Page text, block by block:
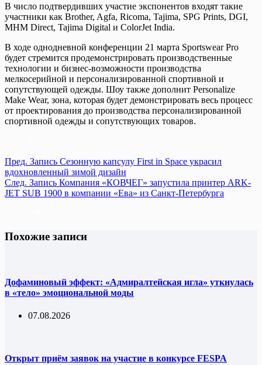
В число подтвердивших участие экспонентов входят такие
участники как Brother, Agfa, Ricoma, Tajima, SPG Prints, DGI,
MHM Direct, Tajima Digital и ColorJet India.
В ходе однодневной конференции 21 марта Sportswear Pro
будет стремится продемонстрировать производственные
технологии и бизнес-возможности производства
мелкосерийной и персонализированной спортивной и
сопутствующей одежды. Шоу также дополнит Personalize
Make Wear, зона, которая будет демонстрировать весь процесс
от проектирования до производства персонализированной
спортивной одежды и сопутствующих товаров.
Пред. Запись Сезонную капсулу First in Space украсил
вдохновленный зимой дизайн
След. Запись Компания «КОВЧЕГ» запустила принтер ARK-
JET SUB 1900 в компании «Ева» из Санкт-Петербурга
Похожие записи
Дофаминовый эффект: «Адмиралтейская игла» уткнулась
в «тело» эмоциональной моды
07.08.2026
Открыт приём заявок на участие в конкурсе FESPA